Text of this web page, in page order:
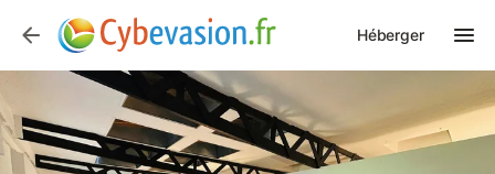
Héberger
Photos Équipements Avis des voyageurs